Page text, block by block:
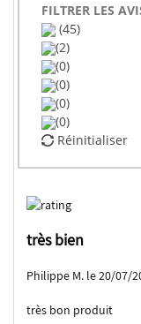
FILTRER LES
(45)
(2)
(0)
(0)
(0)
(0)
Réinitialiser
très bien
Philippe M. le 20/07/
très bon produit